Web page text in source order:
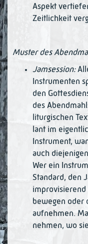
Aspekt
Zeitlichkeit
Muster des
Jamsession:
Instrumenten
den
des
liturgischen
lant im
Instrument,
auch
Wer ein
Standard, den
improvi­sierend
bewegen oder
aufnehmen.
nehmen, wo